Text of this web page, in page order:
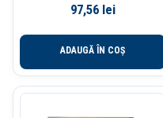
97,56 lei
ADAUGĂ ÎN COȘ